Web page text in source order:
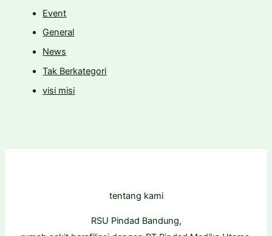
Event
General
News
Tak Berkategori
visi misi
tentang kami
RSU Pindad Bandung,